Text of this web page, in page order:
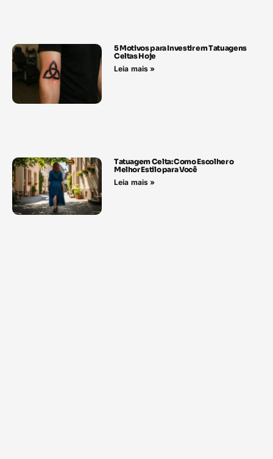
5 Motivos para Investir em Tatuagens
Celtas Hoje
Leia mais »
Tatuagem Celta: Como Escolher o
Melhor Estilo para Você
Leia mais »